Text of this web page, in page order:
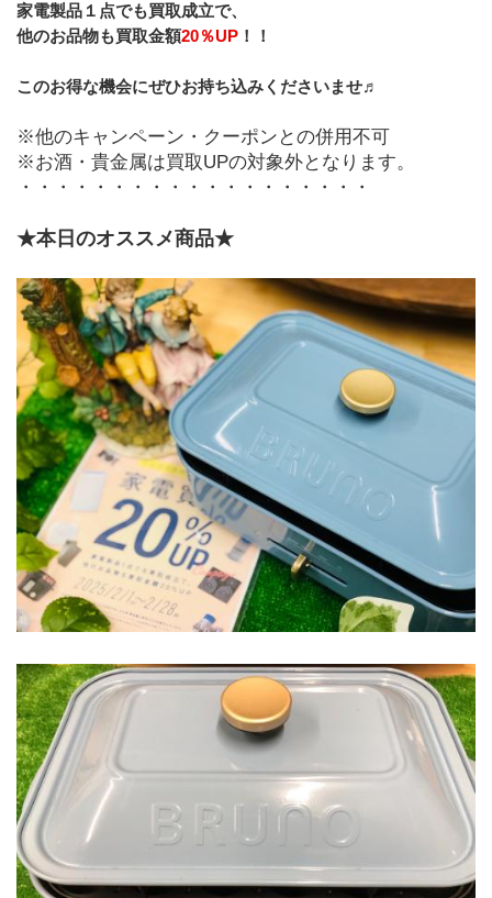
家電製品１点でも買取成立で、
他のお品物も買取金額20％UP ！！
このお得な機会にぜひお持ち込みくださいませ♬
※他のキャンペーン・クーポンとの併用不可
※お酒・貴金属は買取UPの対象外となります。
・・・・・・・・・・・・・・・・・・・
★本日のオススメ商品★